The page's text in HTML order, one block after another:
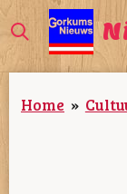
Ga
direct
naar
deHome »